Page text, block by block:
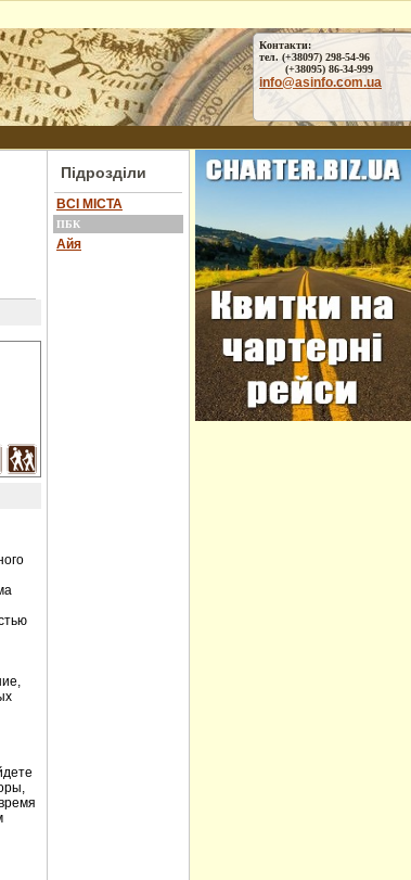
Контакти:
тел. (+38097) 298-54-96
(+38095) 86-34-999
info@asinfo.com.ua
Підрозділи
ВСІ МІСТА
ПБК
Айя